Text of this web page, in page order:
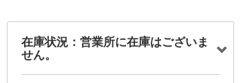
在庫状況：営業所に在庫はございま
せん。